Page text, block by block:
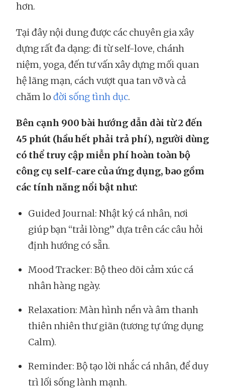
hơn.
Tại đây nội dung được các chuyên gia xây
dựng rất đa dạng: đi từ self-love, chánh
niệm, yoga, đến tư vấn xây dựng mối quan
hệ lãng mạn, cách vượt qua tan vỡ và cả
chăm lo đời sống tình dục.
Bên cạnh 900 bài hướng dẫn dài từ 2 đến
45 phút (hầu hết phải trả phí), người dùng
có thể truy cập miễn phí hoàn toàn bộ
công cụ self-care của ứng dụng, bao gồm
các tính năng nổi bật như:
Guided Journal: Nhật ký cá nhân, nơi
giúp bạn “trải lòng” dựa trên các câu hỏi
định hướng có sẵn.
Mood Tracker: Bộ theo dõi cảm xúc cá
nhân hàng ngày.
Relaxation: Màn hình nền và âm thanh
thiên nhiên thư giãn (tương tự ứng dụng
Calm).
Reminder: Bộ tạo lời nhắc cá nhân, để duy
trì lối sống lành mạnh.